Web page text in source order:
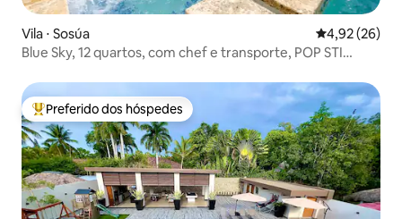
Vila ⋅ Sosúa 4,92 de uma
4,92 (26)
Blue Sky, 12 quartos, com chef e transporte, POP STI
Entre os melhores preferidos dos hóspedes
Preferido dos hóspedes